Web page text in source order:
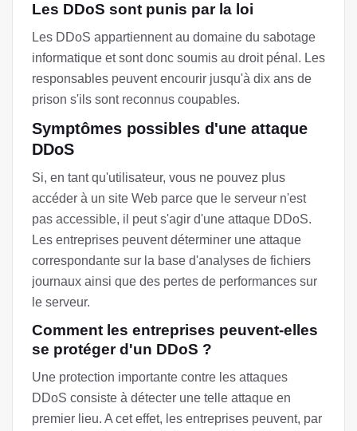
Les DDoS sont punis par la loi
Les DDoS appartiennent au domaine du sabotage
informatique et sont donc soumis au droit pénal. Les
responsables peuvent encourir jusqu'à dix ans de
prison s'ils sont reconnus coupables.
Symptômes possibles d'une attaque
DDoS
Si, en tant qu'utilisateur, vous ne pouvez plus
accéder à un site Web parce que le serveur n'est
pas accessible, il peut s'agir d'une attaque DDoS.
Les entreprises peuvent déterminer une attaque
correspondante sur la base d'analyses de fichiers
journaux ainsi que des pertes de performances sur
le serveur.
Comment les entreprises peuvent-elles
se protéger d'un DDoS ?
Une protection importante contre les attaques
DDoS consiste à détecter une telle attaque en
premier lieu. A cet effet, les entreprises peuvent, par